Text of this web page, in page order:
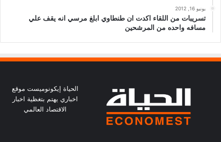
يونيو 16, 2012
تسريبات من اللقاء اكدت ان طنطاوي ابلغ مرسي انه يقف علي
مسافه واحده من المرشحين
الحياة إيكونوميست موقع
اخباري يهتم بتغظية اخبار
الاقتصاد العالمي